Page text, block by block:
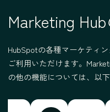
Marketing
HubSpotの各種マーケティ
ご利用いただけます。
の他の機能については、以